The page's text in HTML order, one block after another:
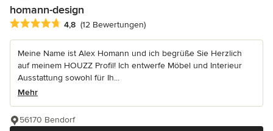
homann-design
Durchschnittliche Bewertung: 4.8 von 5 Sternen
4,8 (12 Bewertungen)
Meine Name ist Alex Homann und ich begrüße Sie Herzlich
auf meinem HOUZZ Profil! Ich entwerfe Möbel und Interieur
Ausstattung sowohl für Ih...
Mehr
56170 Bendorf